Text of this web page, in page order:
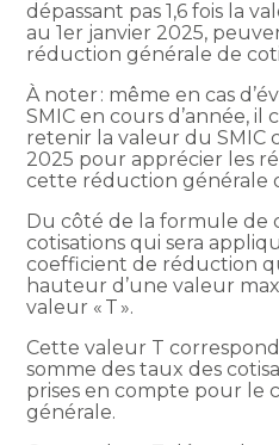
dépassant pas 1,6 fois la
au 1er janvier 2025,
réduction générale de
À noter : même en cas
SMIC en cours d’année,
retenir la valeur du SMIC
2025 pour apprécier les
cette réduction générale
Du côté de la formule de
cotisations qui sera
coefficient de réduction
hauteur d’une valeur
valeur « T ».
Cette valeur T
somme des taux des
prises en compte pour le
générale.